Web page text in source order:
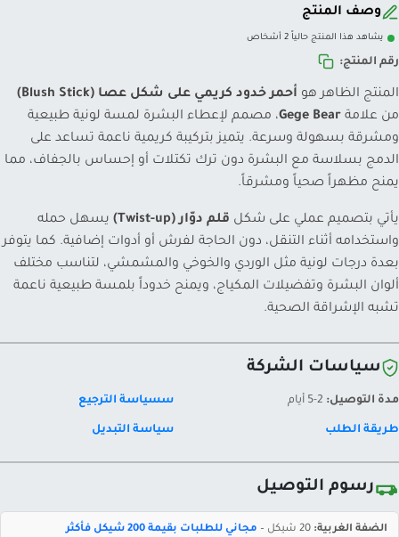
وصف المنتج
يشاهد هذا المنتج حالياً 2 أشخاص
رقم المنتج:
المنتج الظاهر هو أحمر خدود كريمي على شكل عصا (Blush Stick)
من علامة Gege Bear، مصمم لإعطاء البشرة لمسة لونية طبيعية
ومشرقة بسهولة وسرعة. يتميز بتركيبة كريمية ناعمة تساعد على
الدمج بسلاسة مع البشرة دون ترك تكتلات أو إحساس بالجفاف، مما
يمنح مظهراً صحياً ومشرقاً.
يأتي بتصميم عملي على شكل قلم دوّار (Twist-up)
يسهل حمله
واستخدامه أثناء التنقل، دون الحاجة لفرش أو أدوات إضافية. كما يتوفر
بعدة درجات لونية مثل الوردي والخوخي والمشمشي، لتناسب مختلف
ألوان البشرة وتفضيلات المكياج، ويمنح خدوداً بلمسة طبيعية ناعمة
تشبه الإشراقة الصحية.
سياسات الشركة
مدة التوصيل: سسياسة الترجيع
طريقة الطلب سياسة التبديل
رسوم التوصيل
الضفة الغربية: مجاني للطلبات بقيمة 200 شيكل فأكثر